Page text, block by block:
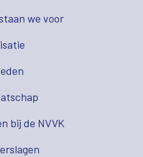
we voor
bij de NVVK